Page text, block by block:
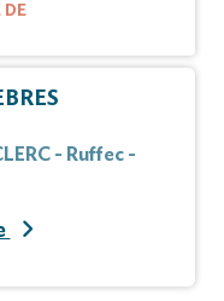
DE
- Ruffec -